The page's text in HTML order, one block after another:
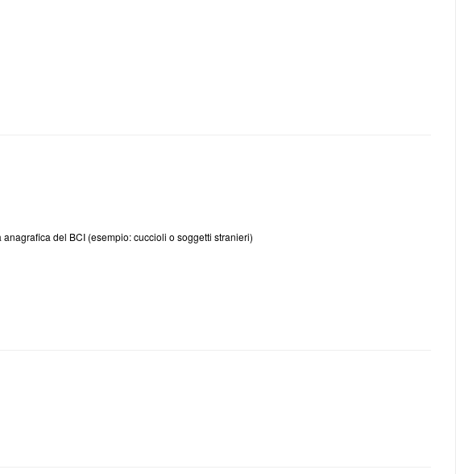
del BCI (esempio: cuccioli o soggetti stranieri)